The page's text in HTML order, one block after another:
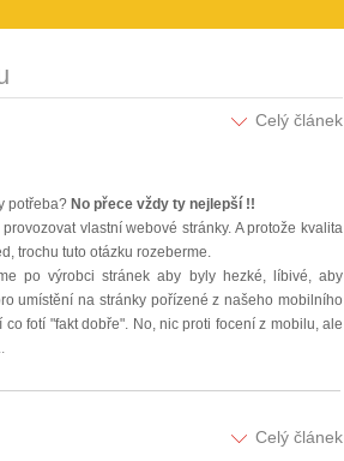
Celý článek
potřeba? No přece vždy ty nejlepší !!
vlastní webové stránky. A protože kvalita
trochu tuto otázku rozeberme.
po výrobci stránek aby byly hezké, líbivé, aby
umístění na stránky pořízené z našeho mobilního
fotí "fakt dobře". No, nic proti focení z mobilu, ale
Celý článek